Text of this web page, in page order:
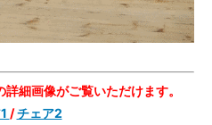
細画像がご覧いただけます。
/チェア2